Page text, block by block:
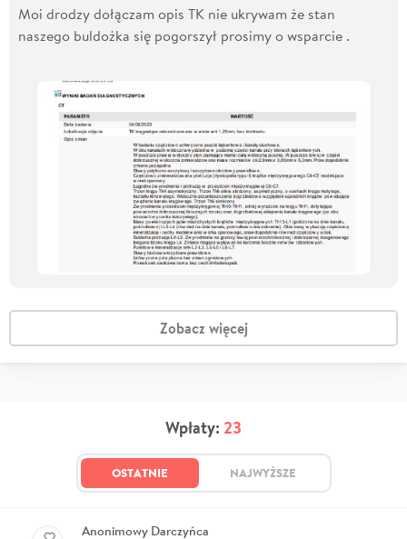
Moi drodzy dołączam opis TK nie ukrywam że stan
naszego buldożka się pogorszył prosimy o wsparcie .
Zobacz więcej
Wpłaty: 23
OSTATNIE NAJWYŻSZE
Anonimowy Darczyńca